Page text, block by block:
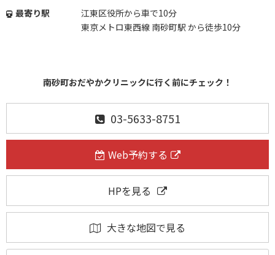
最寄り駅
江東区役所から車で10分
東京メトロ東西線 南砂町駅 から徒歩10分
南砂町おだやかクリニックに行く前にチェック！
03-5633-8751
Web予約する
HPを見る
大きな地図で見る